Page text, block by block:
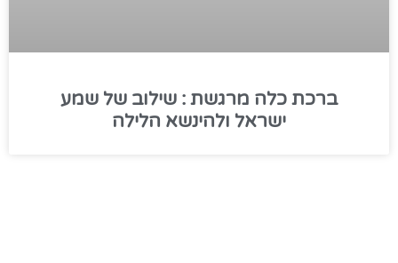
ברכת כלה מרגשת : שילוב של שמע
ישראל ולהינשא הלילה